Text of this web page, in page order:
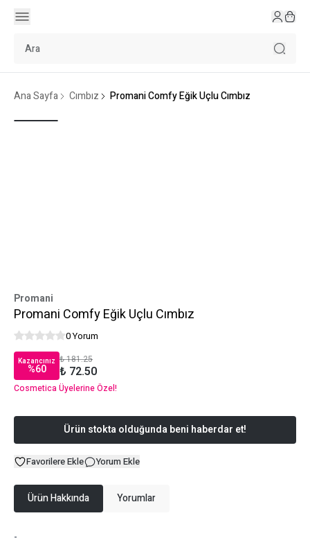
Ana Sayfa Cımbız Promani Comfy Eğik Uçlu Cımbız
Promani
Promani Comfy Eğik Uçlu Cımbız
0 Yorum
Kazancınız
%60
₺ 181.25
₺ 72.50
Cosmetica Üyelerine Özel!
Ürün stokta olduğunda beni haberdar et!
Favorilere Ekle Yorum Ekle
Ürün Hakkında Yorumlar
-